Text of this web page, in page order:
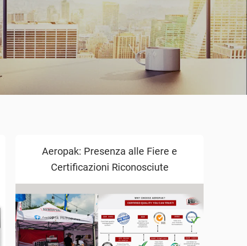
Aeropak: Presenza alle Fiere e
Certificazioni Riconosciute